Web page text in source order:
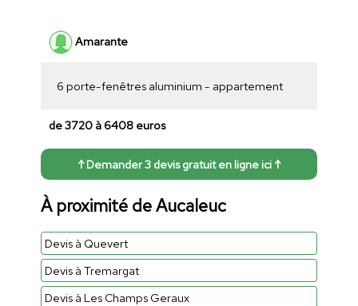
Amarante
6 porte-fenêtres aluminium - appartement
de 3720 à 6408 euros
↑ Demander 3 devis gratuit en ligne ici ↑
À proximité de Aucaleuc
Devis à Quevert
Devis à Tremargat
Devis à Les Champs Geraux